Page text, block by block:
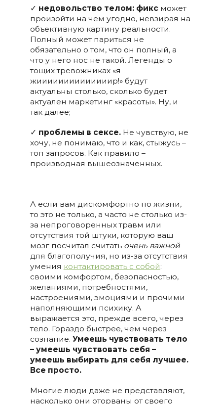
✓ недовольство телом: фиксможет
произойти на чем угодно, невзирая на
объективную картину реальности.
Полный может париться не
обязательно о том, что он полный, а
что у него нос не такой. Легенды о
тощих тревожниках «я
жиииииииииииииир!» будут
актуальны столько, сколько будет
актуален маркетинг «красоты». Ну, и
так далее;
✓ проблемы в сексе.Не чувствую, не
хочу, не понимаю, что и как, стыжусь –
топ запросов. Как правило –
производная вышеозначенных.
А если вам дискомфортно по жизни,
то это не только, а часто не столько из-
за непроговоренных травм или
отсутствия той штуки, которую ваш
мозг посчитал считать очень важной
для благополучия, но из-за отсутствия
умения контактировать с собой:
своими комфортом, безопасностью,
желаниями, потребностями,
настроениями, эмоциями и прочими
наполняющими психику. А
выражается это, прежде всего, через
тело. Гораздо быстрее, чем через
сознание. Умеешь чувствовать тело
– умеешь чувствовать себя –
умеешь выбирать для себя лучшее.
Все просто.
Многие люди даже не представляют,
насколько они оторваны от своего